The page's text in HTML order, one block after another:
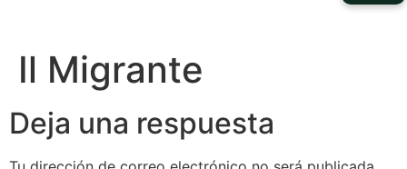
Il Migrante
Deja una respuesta